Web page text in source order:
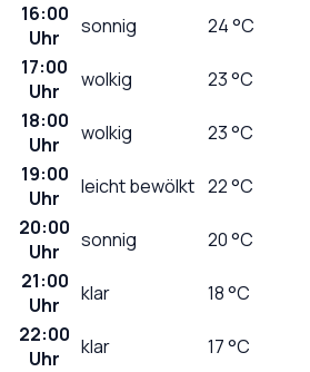
16:00
Uhr
sonnig 24°C
17:00
Uhr
wolkig 23°C
18:00
Uhr
wolkig 23°C
19:00
Uhr
leicht bewölkt 22°C
20:00
Uhr
sonnig 20°C
21:00
Uhr
klar 18°C
22:00
Uhr
klar 17°C